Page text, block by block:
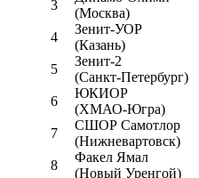
3
(Москва)
4
Зенит-УОР
(Казань)
5
Зенит-2
(Санкт-Петербург)
6
ЮКИОР
(ХМАО-Югра)
7
СШОР Самотлор
(Нижневартовск)
8
Факел Ямал
(Новый Уренгой)